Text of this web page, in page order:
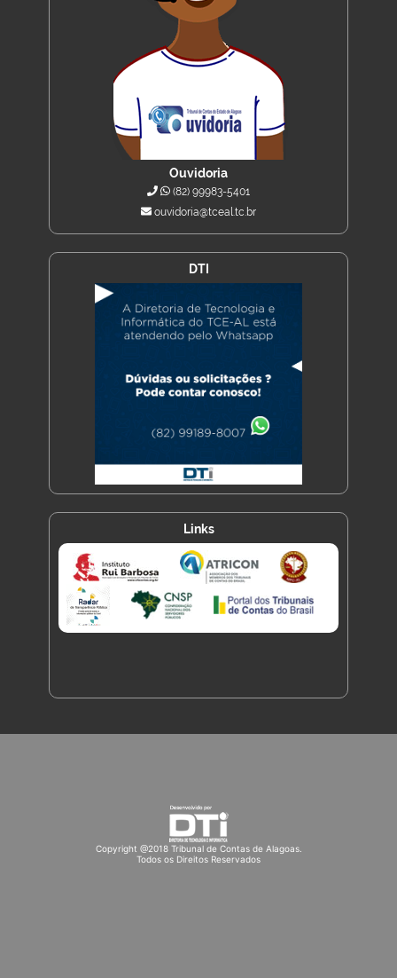
Ouvidoria
(82) 99983-5401
ouvidoria@tceal.tc.br
DTI
Links
Copyright @2018 Tribunal de Contas de Alagoas.
Todos os Direitos Reservados